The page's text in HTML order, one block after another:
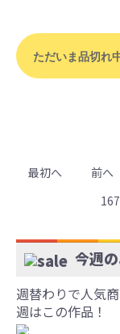
ただいま品切れ
最初へ 前へ
167
今週
週替わりで人気
週はこの作品！